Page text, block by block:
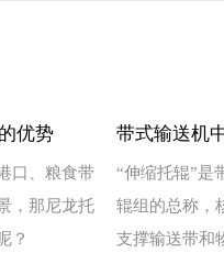
优势
口、粮食带
，那尼龙托
？
带式输送机
——伸缩托
“伸缩托辊”是
辊组的总称，
支撑输送带和